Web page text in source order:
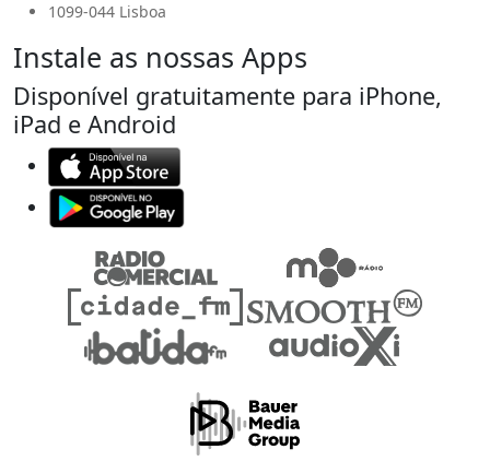
1099-044 Lisboa
Instale as nossas Apps
Disponível gratuitamente para iPhone,
iPad e Android